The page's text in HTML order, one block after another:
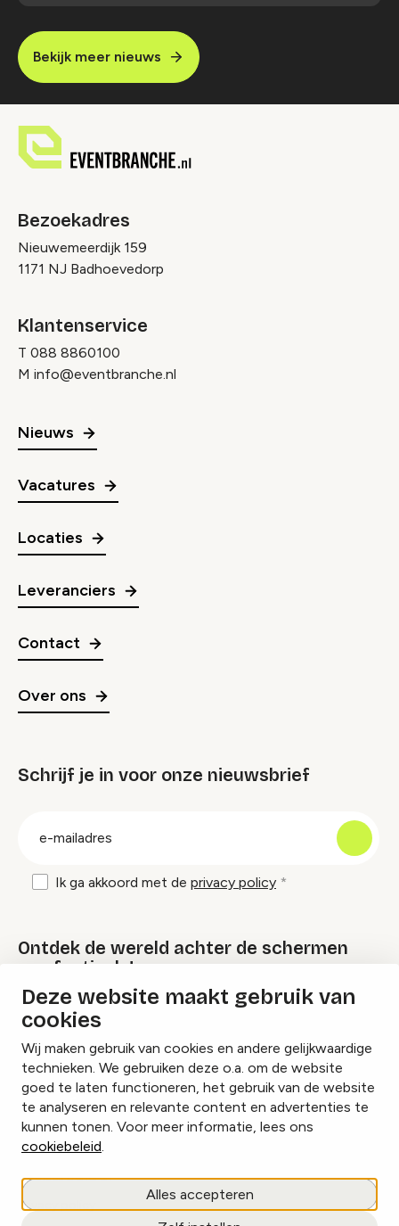
Deze website maakt gebruik van
cookies
Wij maken gebruik van cookies en andere gelijkwaardige
technieken. We gebruiken deze o.a. om de website
goed te laten functioneren, het gebruik van de website
te analyseren en relevante content en advertenties te
kunnen tonen. Voor meer informatie, lees ons
cookiebeleid.
Alles accepteren
Bekijk meer nieuws
Bezoekadres
Nieuwemeerdijk 159
1171 NJ Badhoevedorp
Klantenservice
T 088 8860100
M info@eventbranche.nl
Nieuws
Vacatures
Locaties
Leveranciers
Contact
Over ons
Schrijf je in voor onze nieuwsbrief
Ik ga akkoord met de privacy policy
Ontdek de wereld achter de schermen
van festivals!
Lees onze Festival Specials
InstagramFacebookLinkedIn
Cookies beheren
Privacy policy